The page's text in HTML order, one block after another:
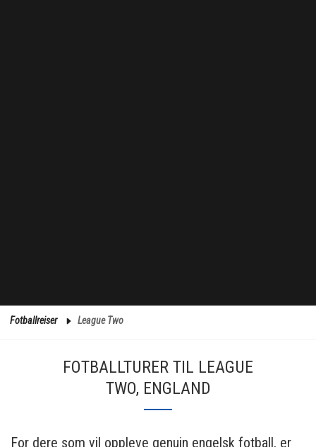
Fotballreiser League Two
FOTBALLTURER TIL LEAGUE
TWO, ENGLAND
For dere som vil oppleve genuin engelsk fotball, er